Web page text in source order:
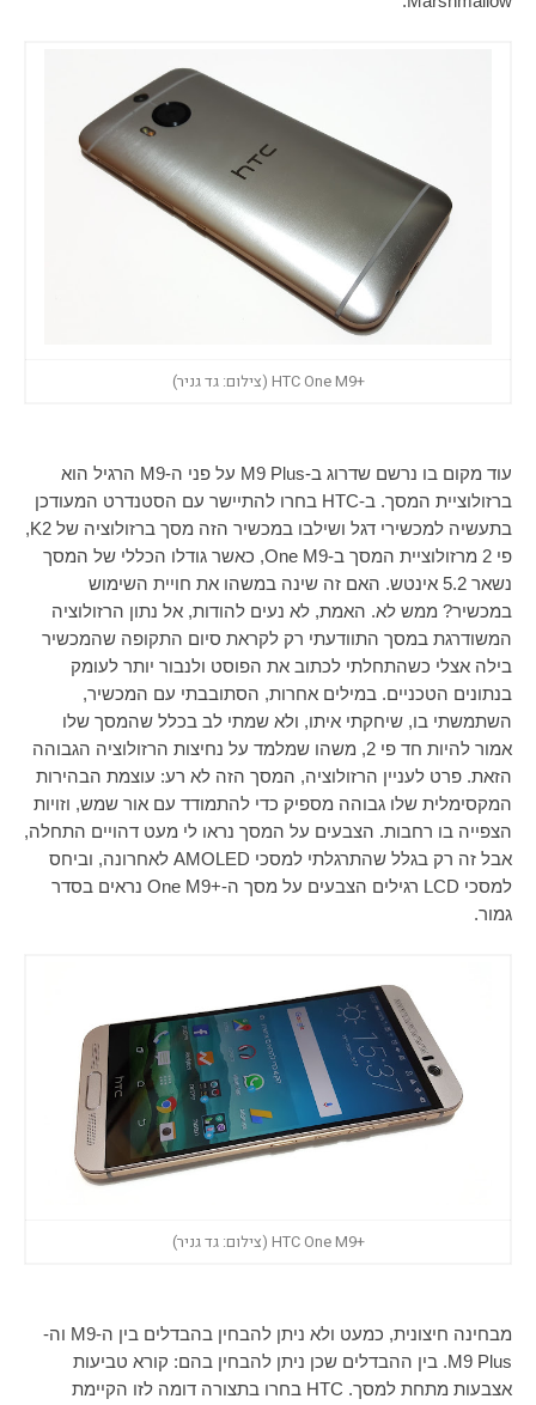
+HTC One M9 (צילום: גד גניר)
עוד מקום בו נרשם שדרוג ב-M9 Plus על פני ה-M9 הרגיל הוא
ברזולוציית המסך. ב-HTC בחרו להתיישר עם הסטנדרט המעודכן
בתעשיה למכשירי דגל ושילבו במכשיר הזה מסך ברזולוציה של 2
K
,
פי 2 מרזולוציית המסך ב-
One M9, כאשר גודלו הכללי של המסך
נשאר 5.2 אינטש. האם זה שינה במשהו את חויית השימוש
במכשיר? ממש לא. האמת, לא נעים להודות, אל נתון הרזולוציה
המשודרגת במסך התוודעתי רק לקראת סיום התקופה שהמכשיר
בילה אצלי כשהתחלתי לכתוב את הפוסט ולנבור יותר לעומק
בנתונים הטכניים. במילים אחרות, הסתובבתי עם המכשיר,
השתמשתי בו, שיחקתי איתו, ולא שמתי לב בכלל שהמסך שלו
אמור להיות חד פי 2, משהו שמלמד על נחיצות הרזולוציה הגבוהה
הזאת. פרט לעניין הרזולוציה, המסך הזה לא רע: עוצמת הבהירות
המקסימלית שלו גבוהה מספיק כדי להתמודד עם אור שמש, וזויות
הצפייה בו רחבות. הצבעים על המסך נראו לי מעט דהויים התחלה,
אבל זה רק בגלל שהתרגלתי למסכי AMOLED לאחרונה, וביחס
למסכי LCD רגילים הצבעים על מסך ה-+One M9 נראים בסדר
גמור.
+HTC One M9 (צילום: גד גניר)
מבחינה חיצונית, כמעט ולא ניתן להבחין בהבדלים בין ה-M9 וה-
M9 Plus. בין ההבדלים שכן ניתן להבחין בהם: קורא טביעות
אצבעות מתחת למסך. HTC בחרו בתצורה דומה לזו הקיימת